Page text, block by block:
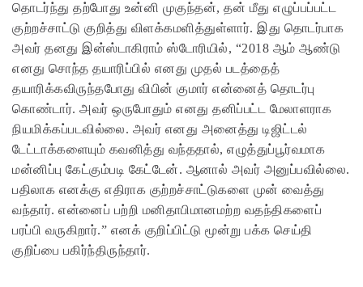
தொடர்ந்து தற்போது உன்னி முகுந்தன், தன் மீது எழுப்பப்பட்ட
குற்றச்சாட்டு குறித்து விளக்கமளித்துள்ளார். இது தொடர்பாக
அவர் தனது இன்ஸ்டாகிராம் ஸ்டோரியில், “2018 ஆம் ஆண்டு
எனது சொந்த தயாரிப்பில் எனது முதல் படத்தைத்
தயாரிக்கவிருந்தபோது விபின் குமார் என்னைத் தொடர்பு
கொண்டார். அவர் ஒருபோதும் எனது தனிப்பட்ட மேலாளராக
நியமிக்கப்படவில்லை. அவர் எனது அனைத்து டிஜிட்டல்
டேட்டாக்களையும் கவனித்து வந்ததால், எழுத்துப்பூர்வமாக
மன்னிப்பு கேட்கும்படி கேட்டேன். ஆனால் அவர் அனுப்பவில்லை.
பதிலாக எனக்கு எதிராக குற்றச்சாட்டுகளை முன் வைத்து
வந்தார். என்னைப் பற்றி மனிதாபிமானமற்ற வதந்திகளைப்
பரப்பி வருகிறார்.” எனக் குறிப்பிட்டு மூன்று பக்க செய்தி
குறிப்பை பகிர்ந்திருந்தார்.